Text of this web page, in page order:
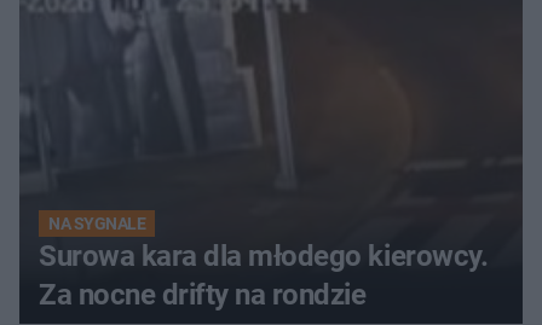
NA SYGNALE
Surowa kara dla młodego kierowcy.
Za nocne drifty na rondzie